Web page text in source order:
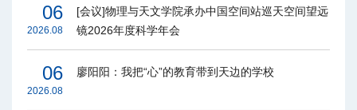
06
2026.08
[会议]物理与天文学院承办中国空间站巡天空间望远
镜2026年度科学年会
06
2026.08
廖阳阳：我把“心”的教育带到天边的学校